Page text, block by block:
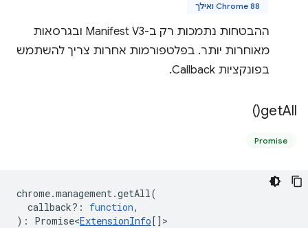
Chrome 88 ואילך
ההבטחות נתמכות רק ב-Manifest V3 ובגרסאות
מאוחרות יותר. בפלטפורמות אחרות צריך להשתמש
בפונקציות Callback.
getAll(
)
Promise
chrome.management.getAll(
callback? : function,
) : Promise<ExtensionInfo[] >